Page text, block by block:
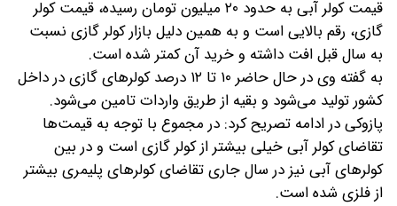
قیمت کولر آبی به حدود ۲۰ میلیون تومان رسیده، قیمت کولر
گازی، رقم بالایی است و به همین دلیل بازار کولر گازی نسبت
به سال قبل افت داشته و خرید آن کمتر شده است.
به گفته وی در حال حاضر ۱۰ تا ۱۲ درصد کولرهای گازی در داخل
کشور تولید می‌شود و بقیه از طریق واردات تامین می‌شود.
پازوکی در ادامه تصریح کرد: در مجموع با توجه به قیمت‌ها
تقاضای کولر آبی خیلی بیشتر از کولر گازی است و در بین
کولرهای آبی نیز در سال جاری تقاضای کولرهای پلیمری بیشتر
از فلزی شده است.